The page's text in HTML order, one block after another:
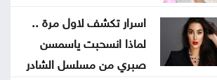
اسرار تكشف لاول مرة ..
لماذا انسحبت ياسمسن
صبري من مسلسل الشادر